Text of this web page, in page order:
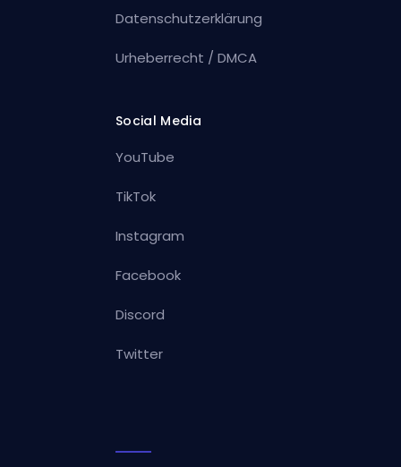
Datenschutzerklärung
Urheberrecht / DMCA
Social Media
YouTube
TikTok
Instagram
Facebook
Discord
Twitter